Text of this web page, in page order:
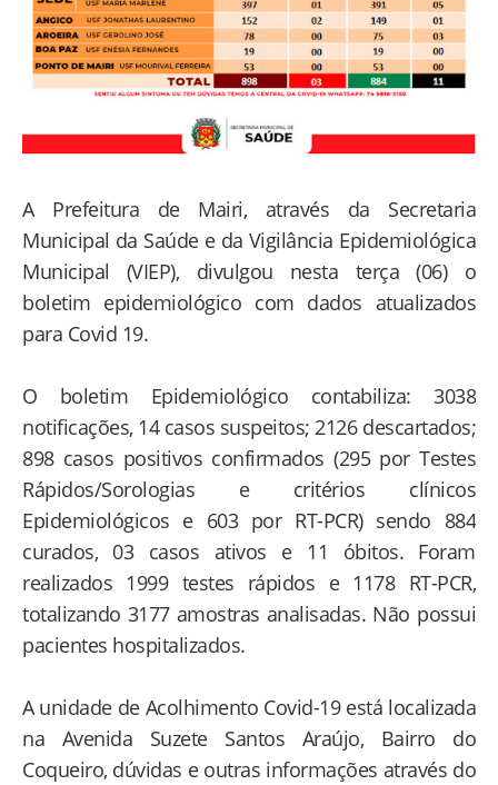
A Prefeitura de Mairi, através da Secretaria
Municipal da Saúde e da Vigilância Epidemiológica
Municipal (VIEP), divulgou nesta terça (06) o
boletim epidemiológico com dados atualizados
para Covid 19.
O boletim Epidemiológico contabiliza: 3038
notificações, 14 casos suspeitos; 2126 descartados;
898 casos positivos confirmados (295 por Testes
Rápidos/Sorologias e critérios clínicos
Epidemiológicos e 603 por RT-PCR) sendo 884
curados, 03 casos ativos e 11 óbitos. Foram
realizados 1999 testes rápidos e 1178 RT-PCR,
totalizando 3177 amostras analisadas. Não possui
pacientes hospitalizados.
A unidade de Acolhimento Covid-19 está localizada
na Avenida Suzete Santos Araújo, Bairro do
Coqueiro, dúvidas e outras informações através do